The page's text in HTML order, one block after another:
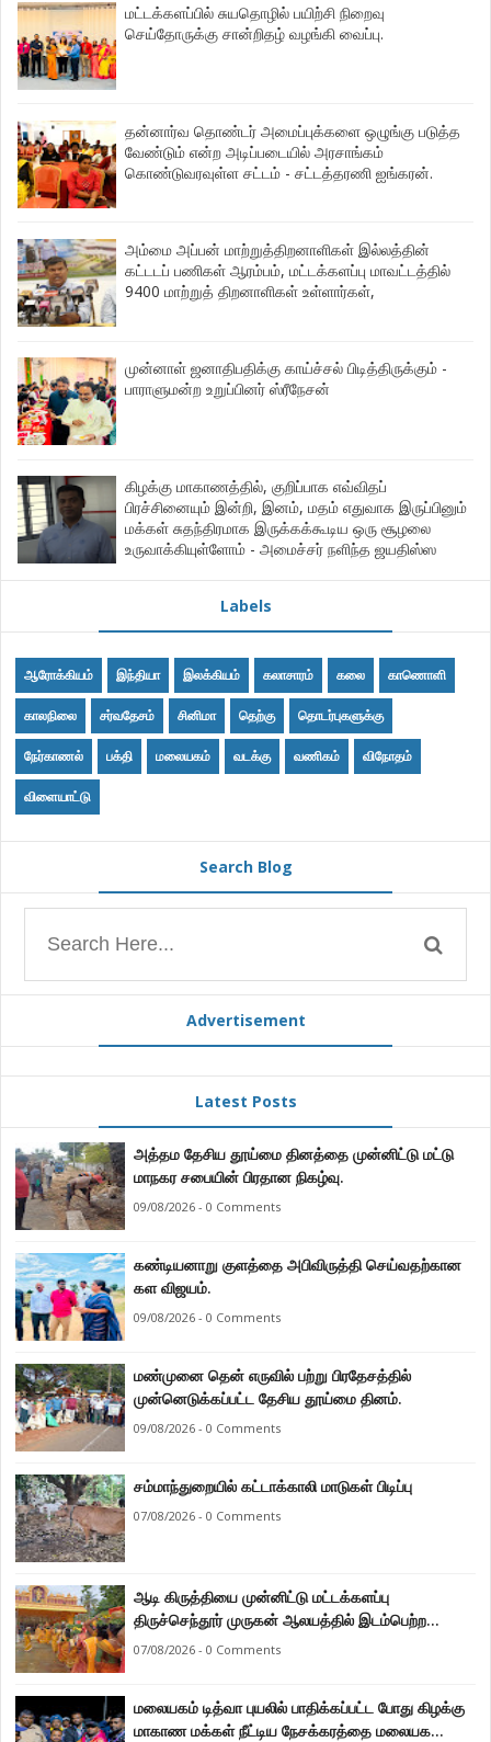
மட்டக்களப்பில் சுயதொழில் பயிற்சி நிறைவு
செய்தோருக்கு சான்றிதழ் வழங்கி வைப்பு.
தன்னார்வ தொண்டர் அமைப்புக்களை ஒழுங்கு படுத்த
வேண்டும் என்ற அடிப்படையில் அரசாங்கம்
கொண்டுவரவுள்ள சட்டம் - சட்டத்தரணி ஐங்கரன்.
அம்மை அப்பன் மாற்றுத்திறனாளிகள் இல்லத்தின்
கட்டடப் பணிகள் ஆரம்பம், மட்டக்களப்பு மாவட்டத்தில்
9400 மாற்றுத் திறனாளிகள் உள்ளார்கள்,
முன்னாள் ஜனாதிபதிக்கு காய்ச்சல் பிடித்திருக்கும் -
பாராளுமன்ற உறுப்பினர் ஸ்ரீநேசன்
கிழக்கு மாகாணத்தில், குறிப்பாக எவ்விதப்
பிரச்சினையும் இன்றி, இனம், மதம் எதுவாக இருப்பினும்
மக்கள் சுதந்திரமாக இருக்கக்கூடிய ஒரு சூழலை
உருவாக்கியுள்ளோம் - அமைச்சர் நளிந்த ஜயதிஸ்ஸ
Labels
ஆரோக்கியம் இந்தியா இலக்கியம் கலாசாரம் கலை காணொளி
காலநிலை சர்வதேசம் சினிமா தெற்கு தொடர்புகளுக்கு
நேர்காணல் பக்தி மலையகம் வடக்கு வணிகம் விநோதம்
விளையாட்டு
Search Blog
Advertisement
Latest Posts
அத்தம தேசிய தூய்மை தினத்தை முன்னிட்டு மட்டு
மாநகர சபையின் பிரதான நிகழ்வு.
09/08/2026 - 0 Comments
கண்டியனாறு குளத்தை அபிவிருத்தி செய்வதற்கான
கள விஜயம்.
09/08/2026 - 0 Comments
மண்முனை தென் எருவில் பற்று பிரதேசத்தில்
முன்னெடுக்கப்பட்ட தேசிய தூய்மை தினம்.
09/08/2026 - 0 Comments
சம்மாந்துறையில் கட்டாக்காலி மாடுகள் பிடிப்பு
07/08/2026 - 0 Comments
ஆடி கிருத்தியை முன்னிட்டு மட்டக்களப்பு
திருச்செந்தூர் முருகன் ஆலயத்தில் இடம்பெற்ற
பால்குட பவனி 1008 சங்கா ஆபிஷேக நிகழ்வு.
07/08/2026 - 0 Comments
மலையகம் டித்வா புயலில் பாதிக்கப்பட்ட போது கிழக்கு
மாகாண மக்கள் நீட்டிய நேசக்கரத்தை மலையக